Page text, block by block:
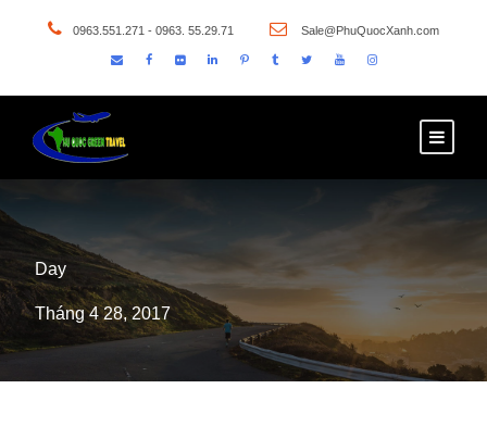
0963.551.271 - 0963. 55.29.71 Sale@PhuQuocXanh.com
Day
Tháng 4 28, 2017